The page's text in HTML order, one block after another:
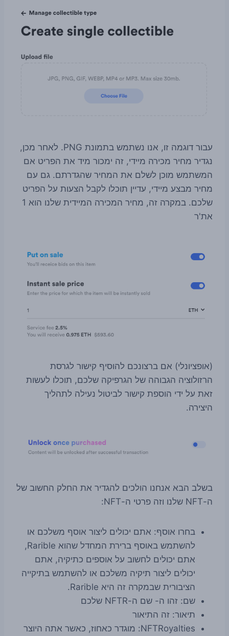
עבור דוגמה זו, אנו נשתמש בתמונת PNG. לאחר מכן,
נגדיר מחיר מכירה מיידי, זה ימכור מיד את הפריט אם
המשתמש מוכן לשלם את המחיר שהגדרתם. גם עם
מחיר מבצע מיידי, עדיין תוכלו לקבל הצעות על הפריט
שלכם. במקרה זה, מחיר המכירה המיידית שלנו הוא 1
את'ר
(אופציונלי) אם ברצונכם להוסיף קישור לגרסת
הרזולוציה הגבוהה של הגרפיקה שלכם, תוכלו לעשות
זאת על ידי הוספת קישור לביטול נעילה לתהליך
היצירה.
בשלב הבא אנחנו הולכים להגדיר את החלק החשוב של
ה-NFT שלנו וזה פרטי ה-NFT:
בחרו אוסף: אתם יכולים ליצור אוסף משלכם או
להשתמש באוסף ברירת המחדל שהוא Rarible,
אתם יכולים לחשוב על אוספים כתיקיה, אתם
יכולים ליצור תיקיה משלכם או להשתמש בתיקייה
הציבורית שבמקרה זה היא Rarible.
שם: זהו ה- שם ה-NFTR שלכם
תיאור: זה התיאור
NFTRoyalties: מוגדר כאחוז, כאשר אתה היוצר